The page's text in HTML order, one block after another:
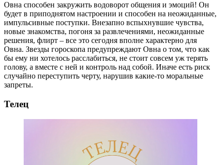
Овна способен закружить водоворот общения и эмоций! Он
будет в приподнятом настроении и способен на неожиданные,
импульсивные поступки. Внезапно вспыхнувшие чувства,
новые знакомства, погоня за развлечениями, неожиданные
решения, флирт – все это сегодня вполне характерно для
Овна. Звезды гороскопа предупреждают Овна о том, что как
бы ему ни хотелось расслабиться, не стоит совсем уж терять
голову, а вместе с ней и контроль над собой. Иначе есть риск
случайно переступить черту, нарушив какие-то моральные
запреты.
Телец